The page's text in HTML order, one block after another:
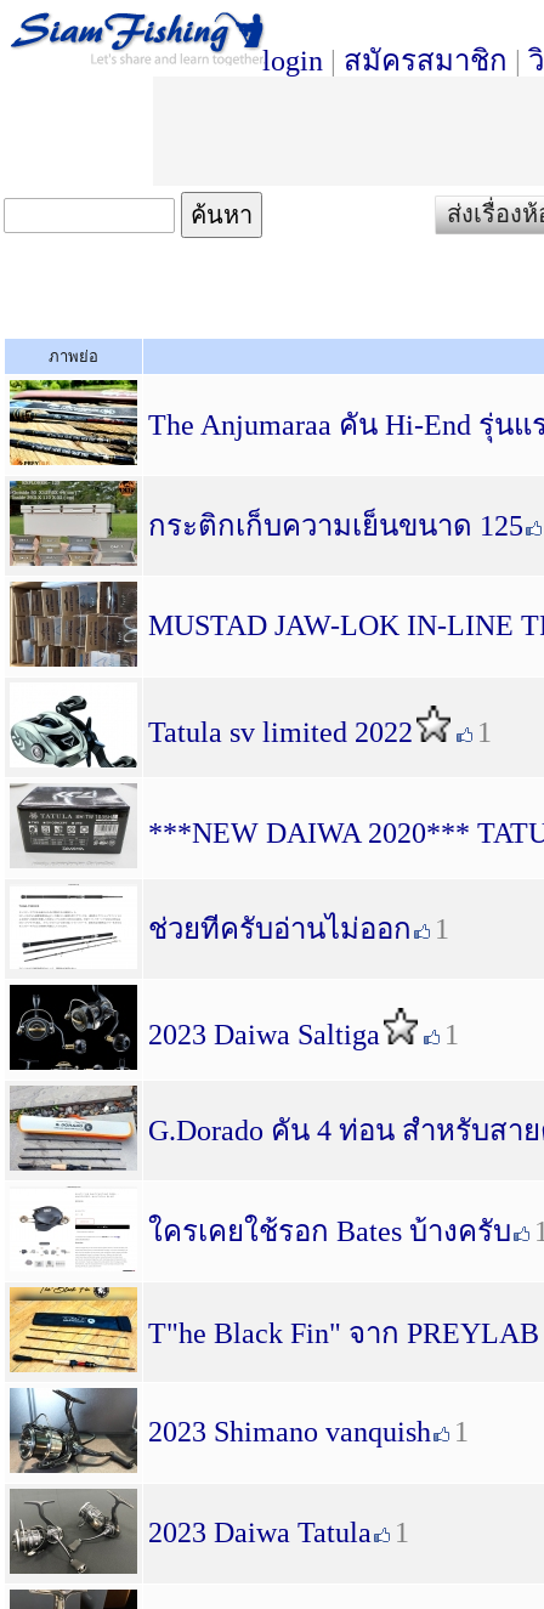
login | สมัครสมาชิก |
ส่งเรื่อง
ภาพย่อ
The Anjumaraa คัน Hi-End รุ่น
กระติกเก็บความเย็นขนาด 125
MUSTAD JAW-LOK IN-LINE
Tatula sv limited 2022 1
***NEW DAIWA 2020***
ช่วยทีครับอ่านไม่ออก 1
2023 Daiwa Saltiga 1
G.Dorado คัน 4 ท่อน สำหรับส
ใครเคยใช้รอก Bates บ้างครับ
T"he Black Fin" จาก
2023 Shimano vanquish 1
2023 Daiwa Tatula 1